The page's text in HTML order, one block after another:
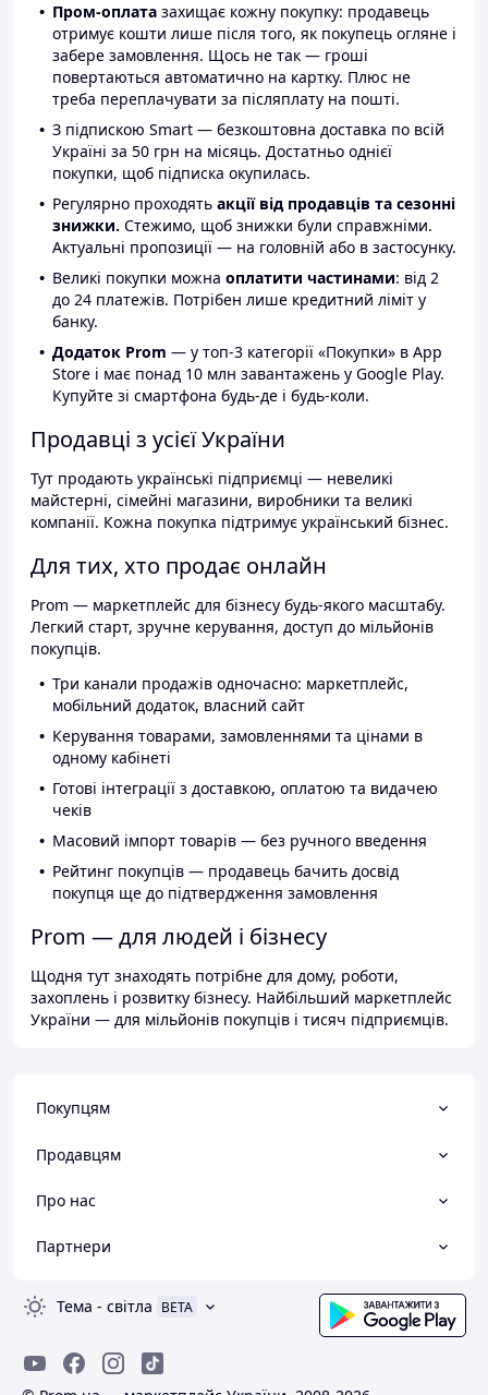
Пром-оплата захищає кожну покупку: продавець
отримує кошти лише після того, як покупець огляне і
забере замовлення. Щось не так — гроші
повертаються автоматично на картку. Плюс не
треба переплачувати за післяплату на пошті.
З підпискою Smart — безкоштовна доставка по всій
Україні за 50 грн на місяць. Достатньо однієї
покупки, щоб підписка окупилась.
Регулярно проходять акції від продавців та сезонні
знижки. Стежимо, щоб знижки були справжніми.
Актуальні пропозиції — на головній або в застосунку.
Великі покупки можна оплатити частинами: від 2
до 24 платежів. Потрібен лише кредитний ліміт у
банку.
Додаток Prom — у топ-3 категорії «Покупки» в App
Store і має понад 10 млн завантажень у Google Play.
Купуйте зі смартфона будь-де і будь-коли.
Продавці з усієї України
Тут продають українські підприємці — невеликі
майстерні, сімейні магазини, виробники та великі
компанії. Кожна покупка підтримує український бізнес.
Для тих, хто продає онлайн
Prom — маркетплейс для бізнесу будь-якого масштабу.
Легкий старт, зручне керування, доступ до мільйонів
покупців.
Три канали продажів одночасно: маркетплейс,
мобільний додаток, власний сайт
Керування товарами, замовленнями та цінами в
одному кабінеті
Готові інтеграції з доставкою, оплатою та видачею
чеків
Масовий імпорт товарів — без ручного введення
Рейтинг покупців — продавець бачить досвід
покупця ще до підтвердження замовлення
Prom — для людей і бізнесу
Щодня тут знаходять потрібне для дому, роботи,
захоплень і розвитку бізнесу. Найбільший маркетплейс
України — для мільйонів покупців і тисяч підприємців.
Покупцям
Продавцям
Про нас
Партнери
Тема - світла BETA